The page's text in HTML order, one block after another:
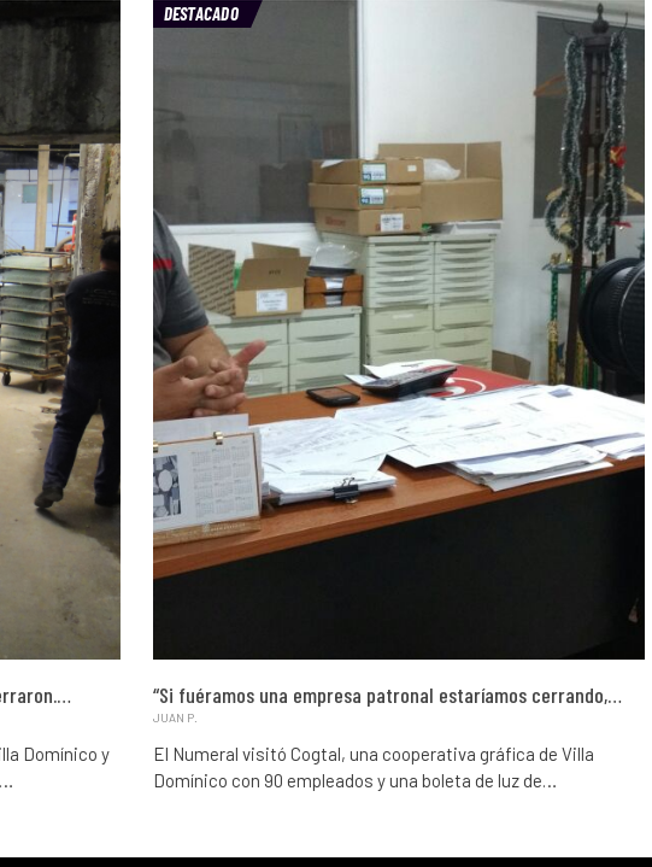
Domínico y
DESTACADO
“Si fuéramos una empresa patronal estaríamos cerrando,…
JUAN P.
El Numeral visitó Cogtal, una cooperativa gráfica de Villa
Domínico con 90 empleados y una boleta de luz de…